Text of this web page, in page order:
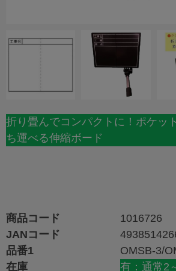
折り畳んでコンパクトに！ポケッ
ち運べる伸縮ボード
商品コード
1016726
JANコード
品番1
OMSB-3/
在庫
有：通常2